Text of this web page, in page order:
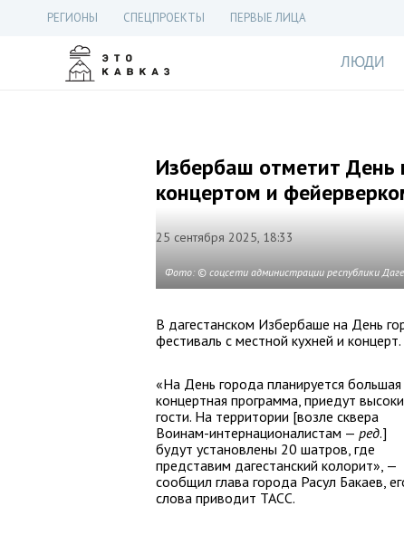
РЕГИОНЫ СПЕЦПРОЕКТЫ ПЕРВЫЕ ЛИЦА
ЛЮДИ
Избербаш отметит День
концертом и
25 сентября 2025, 18:33
Фото: © соцсети администрации республики
В дагестанском Избербаше на День
фестиваль с местной кухней и
«На День города планируется большая
концертная программа, приедут
гости. На территории [возле сквера
Воинам-интернационалистам — ред.]
будут установлены 20 шатров, где
представим дагестанский колорит», —
сообщил глава города Расул Бакаев,
слова приводит ТАСС.